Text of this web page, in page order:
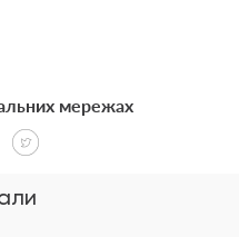
мережах